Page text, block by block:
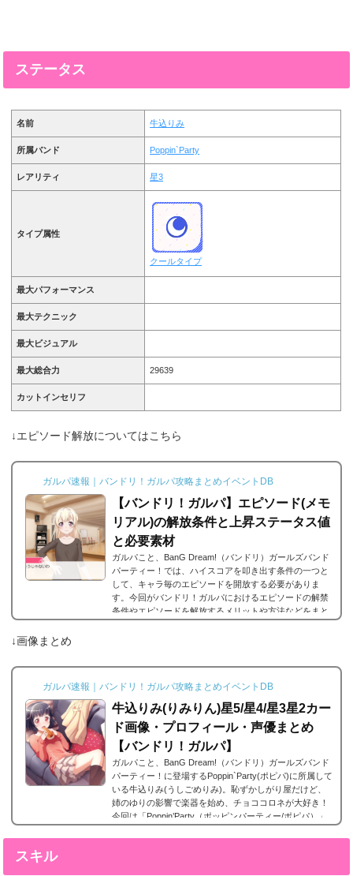
ステータス
名前 牛込りみ
所属バンド Poppin`Party
レアリティ 星3
タイプ属性
クールタイプ
最大パフォーマンス
最大テクニック
最大ビジュアル
最大総合力 29639
カットインセリフ
↓エピソード解放についてはこちら
ガルパ速報｜バンドリ！ガルパ攻略まとめイベントDB
【バンドリ！ガルパ】エピソード(メモ
リアル)の解放条件と上昇ステータス値
と必要素材
ガルパこと、BanG Dream!（バンドリ）ガールズバンド
パーティー！では、ハイスコアを叩き出す条件の一つと
して、キャラ毎のエピソードを開放する必要がありま
す。今回がバンドリ！ガルパにおけるエピソードの解禁
条件やエピソードを解放するメリットや方法などをまと
す。エピソードは各キャラクターの詳細にあり、解放す
よ...
↓画像まとめ
ガルパ速報｜バンドリ！ガルパ攻略まとめイベントDB
牛込りみ(りみりん)星5/星4/星3星2カー
ド画像・プロフィール・声優まとめ
【バンドリ！ガルパ】
ガルパこと、BanG Dream!（バンドリ）ガールズバンド
パーティー！に登場するPoppin`Party(ポピパ)に所属して
いる牛込りみ(うしごめりみ)。恥ずかしがり屋だけど、
姉のゆりの影響で楽器を始め、チョココロネが大好き！
今回は「Poppin’Party（ポッピンパーティー/ポピパ）」
スキル